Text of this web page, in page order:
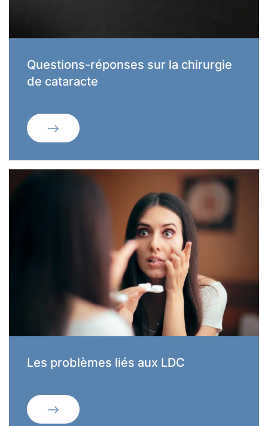
Questions-réponses sur la chirurgie
de cataracte
Les problèmes liés aux LDC